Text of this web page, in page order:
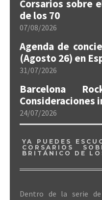
Corsarios sobre
de los 70
07/08/2026
Agenda de
(Agosto 26) en
31/07/2026
Barcelona
Consideraciones
24/07/2026
YA PUEDES
CORSARIOS
BRITÁNICO DE
Dentro de la serie